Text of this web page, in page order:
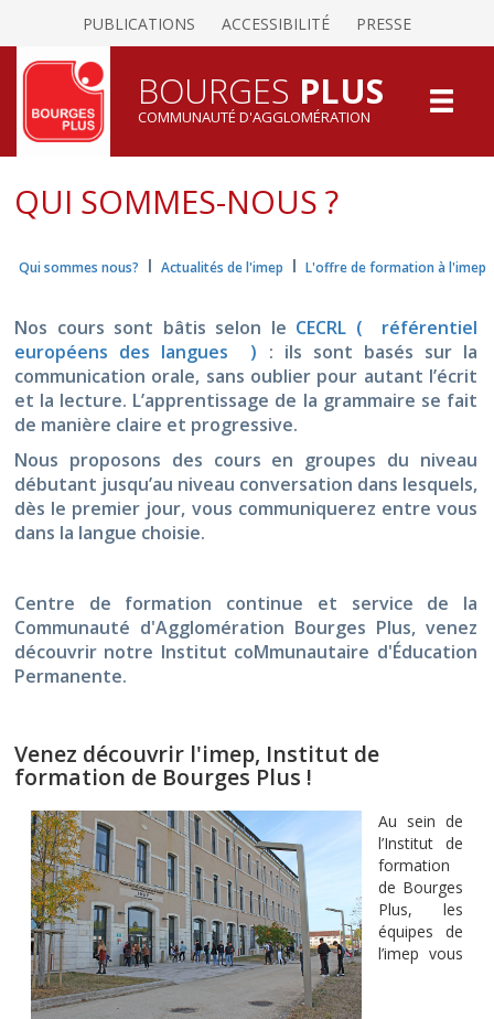
PUBLICATIONS ACCESSIBILITÉ PRESSE
BOURGES PLUS
COMMUNAUTÉ D'AGGLOMÉRATION
QUI SOMMES-NOUS ?
Qui sommes nous? I Actualités de l'imep I L'offre de formation à l'imep
Nos cours sont bâtis selon le CECRL ( référentiel
européens des langues ) : ils sont basés sur la
communication orale, sans oublier pour autant l’écrit
et la lecture. L’apprentissage de la grammaire se fait
de manière claire et progressive.
Nous proposons des cours en groupes du niveau
débutant jusqu’au niveau conversation dans lesquels,
dès le premier jour, vous communiquerez entre vous
dans la langue choisie.
Centre de formation continue et service de la
Communauté d'Agglomération Bourges Plus, venez
découvrir notre Institut coMmunautaire d'Éducation
Permanente.
Venez découvrir l'imep, Institut de
formation de Bourges Plus !
Au sein de
l’Institut de
formation
de Bourges
Plus, les
équipes de
l’imep vous